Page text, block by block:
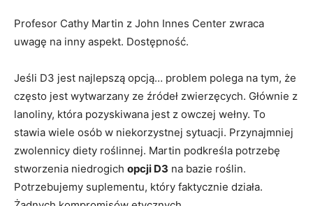
Profesor Cathy Martin z John Innes Center zwraca
uwagę na inny aspekt. Dostępność.
Jeśli D3 jest najlepszą opcją… problem polega na tym, że
często jest wytwarzany ze źródeł zwierzęcych. Głównie z
lanoliny, która pozyskiwana jest z owczej wełny. To
stawia wiele osób w niekorzystnej sytuacji. Przynajmniej
zwolennicy diety roślinnej. Martin podkreśla potrzebę
stworzenia niedrogich opcji D3 na bazie roślin.
Potrzebujemy suplementu, który faktycznie działa.